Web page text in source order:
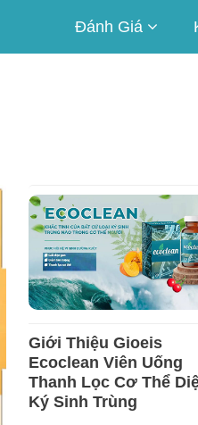
Đánh Giá
Giới Thiệu Gioeis
Ecoclean Viên Uống
Thanh Lọc Cơ Thể
Ký Sinh Trùng